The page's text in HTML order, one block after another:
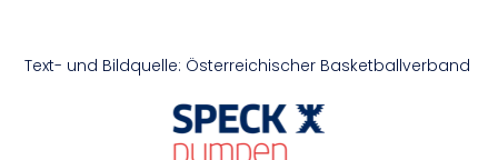
Text- und Bildquelle: Österreichischer Basketballverband